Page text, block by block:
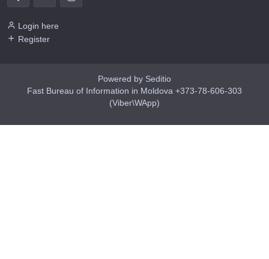
Login here
Register
Powered by Seditio
Fast Bureau of Information in Moldova +373-78-606-303
(Viber\WApp)